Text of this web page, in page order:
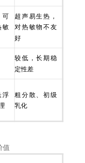
可
敏
超声易生热，
对热敏物不友
好
较低，长期稳
定性差
浮
粗分散、初级
乳化
值